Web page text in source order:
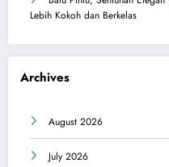
Lebih Kokoh dan Berkelas
Archives
August 2026
July 2026